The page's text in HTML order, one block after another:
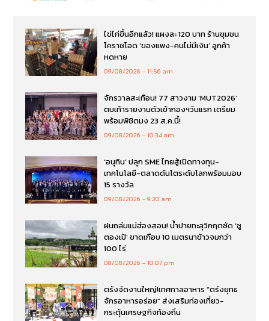
ไข่ไก่ขึ้นอีกแล้ว! แผงละ 120 บาท ร้านชุมชน
โคราชโอด ‘ของแพง-คนไม่มีเงิน’ ลูกค้า
หดหาย
09/08/2026 11:56 am
จักรวาลสะเทือน! 77 สาวงาม ‘MUT2026’
ตบเท้ารายงานตัวเข้ากองฯวันแรก เตรียม
พร้อมพิชิตมง 23 ส.ค.นี้!
09/08/2026 10:34 am
‘อนุทิน’ ปลุก SME ไทยสู้เปิดทางทุน-
เทคโนโลยี-ตลาดดันโตระดับโลกพร้อมมอบ
15 รางวัล
09/08/2026 9:20 am
ฝนถล่มแม่ฮ่องสอน! น้ำปายทะลุวิกฤตซัด ‘ซู
ตองเป้’ ขาดเกือบ 10 เมตรนาข้าวจมกว่า
100 ไร่
08/08/2026 10:07 pm
ตรังจัดงานใหญ่!เทศกาลอาหาร “ตรังยุทธ
จักรอาหารอร่อย” ส่งเสริมท่องเที่ยว-
กระตุ้นเศรษฐกิจท้องถิ่น